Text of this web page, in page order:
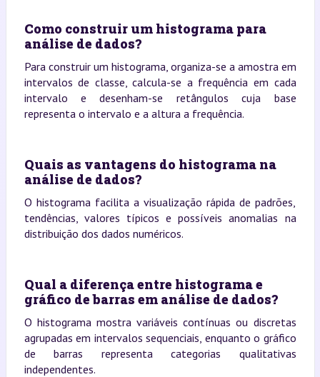
Como construir um histograma para
análise de dados?
Para construir um histograma, organiza-se a amostra em
intervalos de classe, calcula-se a frequência em cada
intervalo e desenham-se retângulos cuja base
representa o intervalo e a altura a frequência.
Quais as vantagens do histograma na
análise de dados?
O histograma facilita a visualização rápida de padrões,
tendências, valores típicos e possíveis anomalias na
distribuição dos dados numéricos.
Qual a diferença entre histograma e
gráfico de barras em análise de dados?
O histograma mostra variáveis contínuas ou discretas
agrupadas em intervalos sequenciais, enquanto o gráfico
de barras representa categorias qualitativas
independentes.